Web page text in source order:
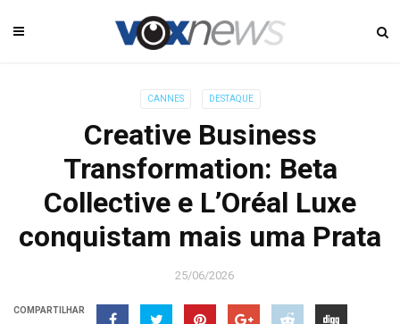
CANNES DESTAQUE
Creative Business
Transformation: Beta
Collective e L’Oréal Luxe
conquistam mais uma Prata
25/06/2026
COMPARTILHAR